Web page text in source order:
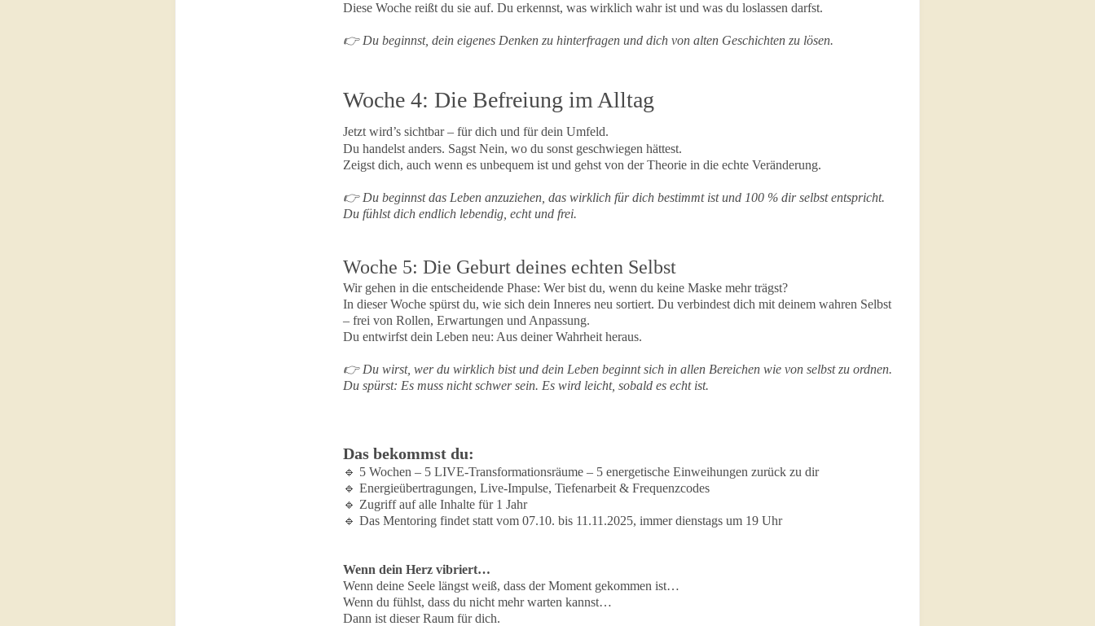
Diese Woche reißt du sie auf. Du erkennst, was wirklich wahr ist und was du loslassen darfst.
👉 Du beginnst, dein eigenes Denken zu hinterfragen und dich von alten Geschichten zu lösen.
Woche 4: Die Befreiung im Alltag
Jetzt wird’s sichtbar – für dich und für dein Umfeld.
Du handelst anders. Sagst Nein, wo du sonst geschwiegen hättest.
Zeigst dich, auch wenn es unbequem ist und gehst von der Theorie in die echte Veränderung.
👉 Du beginnst das Leben anzuziehen, das wirklich für dich bestimmt ist und 100 % dir selbst entspricht.
Du fühlst dich endlich lebendig, echt und frei.
Woche 5: Die Geburt deines echten Selbst
Wir gehen in die entscheidende Phase: Wer bist du, wenn du keine Maske mehr trägst?
In dieser Woche spürst du, wie sich dein Inneres neu sortiert. Du verbindest dich mit deinem wahren Selbst
– frei von Rollen, Erwartungen und Anpassung.
Du entwirfst dein Leben neu: Aus deiner Wahrheit heraus.
👉 Du wirst, wer du wirklich bist und dein Leben beginnt sich in allen Bereichen wie von selbst zu ordnen.
Du spürst: Es muss nicht schwer sein. Es wird leicht, sobald es echt ist.
Das bekommst du:
🔹 5 Wochen – 5 LIVE-Transformationsräume – 5 energetische Einweihungen zurück zu dir
🔹 Energieübertragungen, Live-Impulse, Tiefenarbeit & Frequenzcodes
🔹 Zugriff auf alle Inhalte für 1 Jahr
🔹 Das Mentoring findet statt vom 07.10. bis 11.11.2025, immer dienstags um 19 Uhr
Wenn dein Herz vibriert…
Wenn deine Seele längst weiß, dass der Moment gekommen ist…
Wenn du fühlst, dass du nicht mehr warten kannst…
Dann ist dieser Raum für dich.